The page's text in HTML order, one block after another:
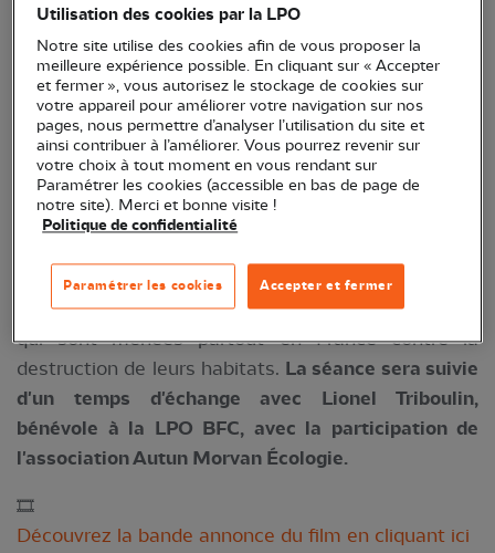
Vincent Verzat « Le VIVANT qui se défend »
LPO est partenaire aucinéma d'Anost (71)
samedi 18 octobre à 19 h.
🎬 Ce film documentaire est le résultat d'une
enquête de 10 anssur des enjeux écologiques,
économiques et sociaux dont le réalisateur a été
témoin. Vincent Verzat, créateur de contenu pour la
cheminement entre militantisme et naturalisme, et
fait le lien entre les animaux sauvages et les luttes
qui sont menées partout en France contre la
destruction de leurs habitats. La séance sera suivie
d'un temps d'échange avec Lionel Triboulin,
bénévole à la LPO BFC, avec la participation de
l'association Autun Morvan Écologie.
🎞️
Découvrez la bande annonce du film en cliquant ici
Utilisation des cookies par la LPO
Notre site utilise des cookies afin de vous proposer la
meilleure expérience possible. En cliquant sur « Accepter
et fermer », vous autorisez le stockage de cookies sur
votre appareil pour améliorer votre navigation sur nos
pages, nous permettre d’analyser l’utilisation du site et
ainsi contribuer à l’améliorer. Vous pourrez revenir sur
votre choix à tout moment en vous rendant sur
Paramétrer les cookies (accessible en bas de page de
notre site). Merci et bonne visite !
Politique de confidentialité
Accepter et fermer
Paramétrer les cookies